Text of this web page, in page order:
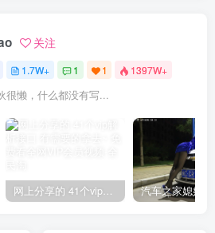
关注
1.7W+ 1 1 1397W+
很懒，什么都没有写...
网上分享的 41个vip解析接口 有需要的拿去~ 免费看全网VIP会员视频